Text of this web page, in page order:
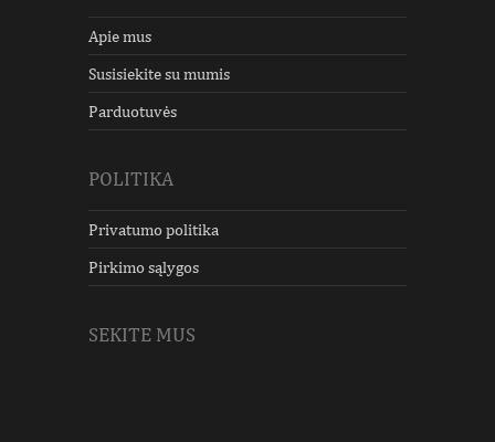
Apie mus
Susisiekite su mumis
Parduotuvės
POLITIKA
Privatumo politika
Pirkimo sąlygos
SEKITE MUS